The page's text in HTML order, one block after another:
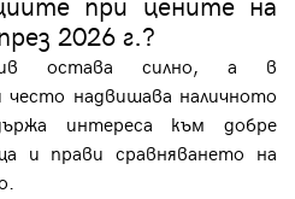
2026 г.?
остава силно, а в
надвишава наличното
интереса към добре
и прави сравняването на